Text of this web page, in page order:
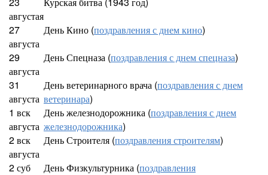
августая
27
августа
День Кино (поздравления с днем кино)
29
августа
День Спецназа (поздравления с днем спецназа)
31
августа
День ветеринарного врача (поздравления с днем
ветеринара)
1 вск
августа
День железнодорожника (поздравления с днем
железнодорожника)
2 вск
августа
День Строителя (поздравления строителям)
2 суб
День Физкультурника (поздравления